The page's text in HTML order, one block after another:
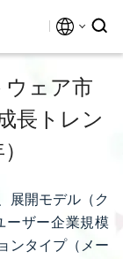
ェア市
長トレン
展開モデル（ク
ーザー企業規模
ンタイプ（メー